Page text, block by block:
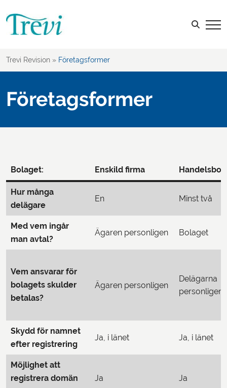
Sök efter:
Trevi Revision » Företagsformer
Företagsformer
Bolaget: Enskild firma
Hur många
delägare
En Minst två
Med vem ingår
man avtal?
Ägaren personligen Bolaget
Vem ansvarar för
bolagets skulder
betalas?
Ägaren personligen
Delägarna
personligen
Skydd för namnet
efter registrering
Ja, i länet Ja, i länet
Möjlighet att
registrera domän
Ja Ja